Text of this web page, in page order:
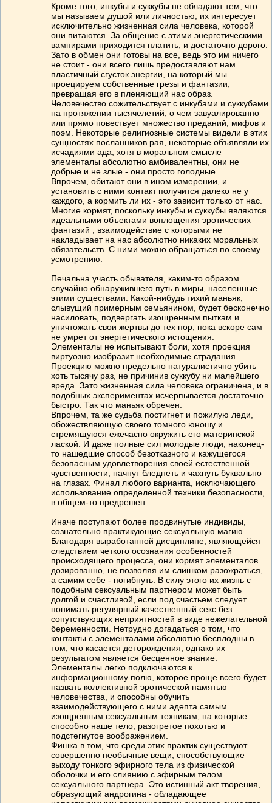
Кроме того, инкубы и суккубы не обладают тем, что
мы называем душой или личностью, их интересует
исключительно жизненная сила человека, которой
они питаются. За общение с этими энергетическими
вампирами приходится платить, и достаточно дорого.
Зато в обмен они готовы на все, ведь это им ничего
не стоит - они всего лишь предоставляют нам
пластичный сгусток энергии, на который мы
проецируем собственные грезы и фантазии,
превращая его в пленяющий нас образ.
Человечество сожительствует с инкубами и суккубами
на протяжении тысячелетий, о чем завуалированно
или прямо повествует множество преданий, мифов и
поэм. Некоторые религиозные системы видели в этих
сущностях посланников рая, некоторые объявляли их
исчадиями ада, хотя в моральном смысле
элементалы абсолютно амбивалентны, они не
добрые и не злые - они просто голодные.
Впрочем, обитают они в ином измерении, и
установить с ними контакт получится далеко не у
каждого, а кормить ли их - это зависит только от нас.
Многие кормят, поскольку инкубы и суккубы являются
идеальными объектами воплощения эротических
фантазий , взаимодействие с которыми не
накладывает на нас абсолютно никаких моральных
обязательств. С ними можно обращаться по своему
усмотрению.
Печальна участь обывателя, каким-то образом
случайно обнаружившего путь в миры, населенные
этими существами. Какой-нибудь тихий маньяк,
слывущий примерным семьянином, будет бесконечно
насиловать, подвергать изощренным пыткам и
уничтожать свои жертвы до тех пор, пока вскоре сам
не умрет от энергетического истощения.
Элементалы не испытывают боли, хотя проекция
виртуозно изобразит необходимые страдания.
Проекцию можно предельно натуралистично убить
хоть тысячу раз, не причинив суккубу ни малейшего
вреда. Зато жизненная сила человека ограничена, и в
подобных экспериментах исчерпывается достаточно
быстро. Так что маньяк обречен.
Впрочем, та же судьба постигнет и пожилую леди,
обожествляющую своего томного юношу и
стремящуюся ежечасно окружить его материнской
лаской. И даже полные сил молодые люди, наконец-
то нашедшие способ безотказного и кажущегося
безопасным удовлетворения своей естественной
чувственности, начнут бледнеть и чахнуть буквально
на глазах. Финал любого варианта, исключающего
использование определенной техники безопасности,
в общем-то предрешен.
Иначе поступают более продвинутые индивиды,
сознательно практикующие сексуальную магию.
Благодаря выработанной дисциплине, являющейся
следствием четкого осознания особенностей
происходящего процесса, они кормят элементалов
дозированно, не позволяя им слишком разожраться,
а самим себе - погибнуть. В силу этого их жизнь с
подобным сексуальным партнером может быть
долгой и счастливой, если под счастьем следует
понимать регулярный качественный секс без
сопутствующих неприятностей в виде нежелательной
беременности. Нетрудно догадаться о том, что
контакты с элементалами абсолютно бесплодны в
том, что касается деторождения, однако их
результатом является бесценное знание.
Элементалы легко подключаются к
информационному полю, которое проще всего будет
назвать коллективной эротической памятью
человечества, и способны обучить
взаимодействующего с ними адепта самым
изощренным сексуальным техникам, на которые
способно наше тело, разогретое похотью и
подстегнутое воображением.
Фишка в том, что среди этих практик существуют
совершенно необычные вещи, способствующие
выходу тонкого эфирного тела из физической
оболочки и его слиянию с эфирным телом
сексуального партнера. Это истинный акт творения,
образующий андрогина - обладающее